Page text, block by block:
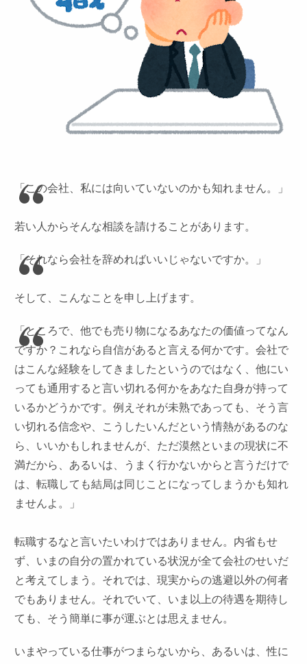
「この会社、私には向いていないのかも知れません。」
若い人からそんな相談を請けることがあります。
「それなら会社を辞めればいいじゃないですか。」
そして、こんなことを申し上げます。
「ところで、他でも売り物になるあなたの価値ってなん
ですか？これなら自信があると言える何かです。会社で
はこんな経験をしてきましたというのではなく、他にい
っても通用すると言い切れる何かをあなた自身が持って
いるかどうかです。例えそれが未熟であっても、そう言
い切れる信念や、こうしたいんだという情熱があるのな
ら、いいかもしれませんが、ただ漠然といまの現状に不
満だから、あるいは、うまく行かないからと言うだけで
は、転職しても結局は同じことになってしまうかも知れ
ませんよ。」
転職するなと言いたいわけではありません。内省もせ
ず、いまの自分の置かれている状況が全て会社のせいだ
と考えてしまう。それでは、現実からの逃避以外の何者
でもありません。それでいて、いま以上の待遇を期待し
ても、そう簡単に事が運ぶとは思えません。
いまやっている仕事がつまらないから、あるいは、性に